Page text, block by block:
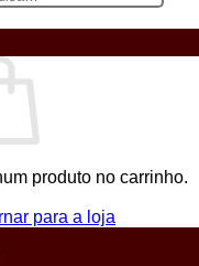
produto no carrinho.
para a loja